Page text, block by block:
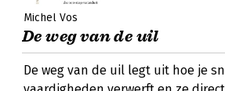
Michel Vos
De weg van de uil
De weg van de uil legt uit hoe je